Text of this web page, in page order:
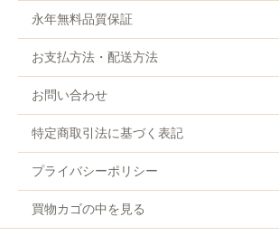
永年無料品質保証
お支払方法・配送方法
お問い合わせ
特定商取引法に基づく表記
プライバシーポリシー
買物カゴの中を見る